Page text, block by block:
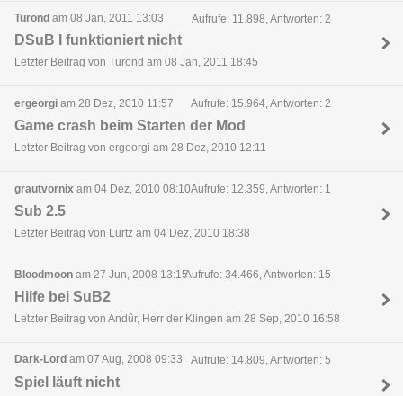
Turond am 08 Jan, 2011 13:03 Aufrufe: 11.898, Antworten: 2
DSuB I funktioniert nicht
Letzter Beitrag von Turond am 08 Jan, 2011 18:45
ergeorgi am 28 Dez, 2010 11:57 Aufrufe: 15.964, Antworten: 2
Game crash beim Starten der Mod
Letzter Beitrag von ergeorgi am 28 Dez, 2010 12:11
grautvornix am 04 Dez, 2010 08:10Aufrufe: 12.359, Antworten: 1
Sub 2.5
Letzter Beitrag von Lurtz am 04 Dez, 2010 18:38
Bloodmoon am 27 Jun, 2008 13:15Aufrufe: 34.466, Antworten: 15
Hilfe bei SuB2
Letzter Beitrag von Andûr, Herr der Klingen am 28 Sep, 2010 16:58
Dark-Lord am 07 Aug, 2008 09:33 Aufrufe: 14.809, Antworten: 5
Spiel läuft nicht